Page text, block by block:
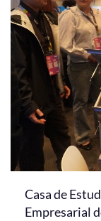
Casa de
Empresarial